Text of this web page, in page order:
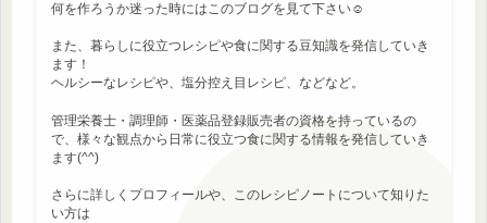
何を作ろうか迷った時にはこのブログを見て下さい☺
また、暮らしに役立つレシピや食に関する豆知識を発信していき
ます！
ヘルシーなレシピや、塩分控え目レシピ、などなど。
管理栄養士・調理師・医薬品登録販売者の資格を持っているの
で、様々な観点から日常に役立つ食に関する情報を発信していき
ます(^^)
さらに詳しくプロフィールや、このレシピノートについて知りた
い方は